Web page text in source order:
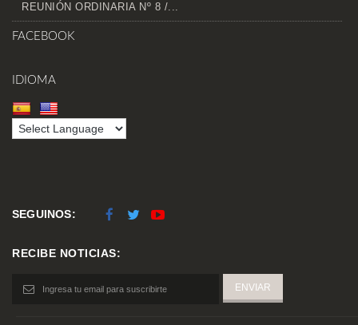
REUNIÓN ORDINARIA Nº 8 /...
FACEBOOK
IDIOMA
SEGUINOS:
RECIBE NOTICIAS: